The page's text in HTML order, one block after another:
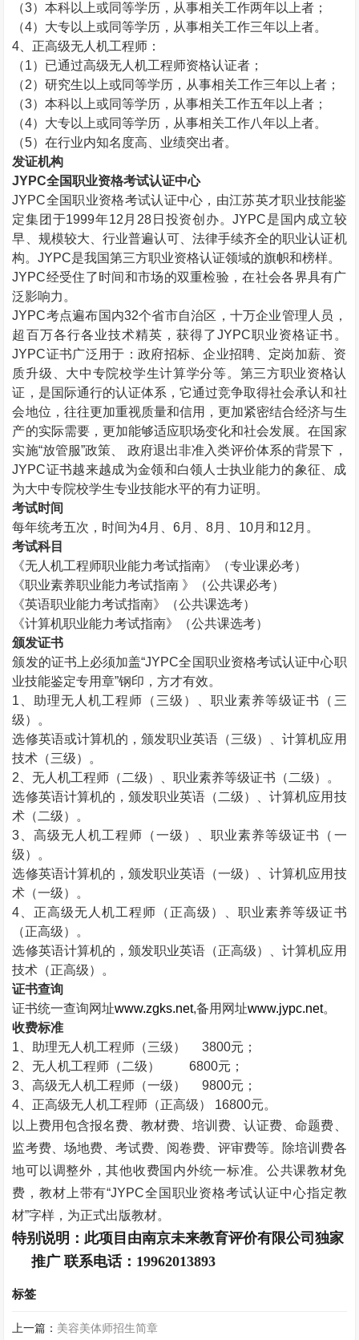
（3）本科以上或同等学历，从事相关工作两年以上者；
（4）大专以上或同等学历，从事相关工作三年以上者。
4 、正高级无人机工程师：
（1）已通过高级无人机工程师资格认证者；
（2）研究生以上或同等学历，从事相关工作三年以上者；
（3）本科以上或同等学历，从事相关工作五年以上者；
（4）大专以上或同等学历，从事相关工作八年以上者。
（5）在行业内知名度高、业绩突出者。
发证机构
JYPC全国职业资格考试认证中心
JYPC全国职业资格考试认证中心，由江苏英才职业技能鉴
定集团于1999年12 月 28 日投资创办。JYPC是国内成立较
早、规模较大、行业普遍认可、法律手续齐全的职业认证机
构。JYPC是我国第三方职业资格认证领域的旗帜和榜样。
JYPC经受住了时间和市场的双重检验，在社会各界具有广
泛影响力。
JYPC考点遍布国内32个省市自治区，十万企业管理人员，
超百万各行各业技术精英，获得了JYPC职业资格证书。
JYPC证书广泛用于：政府招标、企业招聘、定岗加薪、资
质升级、大中专院校学生计算学分等。第三方职业资格认
证，是国际通行的认证体系，它通过竞争取得社会承认和社
会地位，往往更加重视质量和信用，更加紧密结合经济与生
产的实际需要，更加能够适应职场变化和社会发展。在国家
实施“放管服”政策、 政府退出非准入类评价体系的背景下，
JYPC证书越来越成为金领和白领人士执业能力的象征、成
为大中专院校学生专业技能水平的有力证明。
考试时间
每年统考五次，时间为4月、6月、8月、 10月和12 月。
考试科目
《无人机工程师职业能力考试指南》（专业课必考）
《职业素养职业能力考试指南 》（公共课必考）
《英语职业能力考试指南》（公共课选考）
《计算机职业能力考试指南》（公共课选考）
颁发证书
颁发的证书上必须加盖“JYPC全国职业资格考试认证中心职
业技能鉴定专用章”钢印，方才有效。
1 、助理无人机工程师（三级）、职业素养等级证书（三
级）。
选修英语或计算机的，颁发职业英语（三级）、计算机应用
技术（三级）。
2 、无人机工程师（二级）、职业素养等级证书（二级）。
选修英语计算机的，颁发职业英语（二级）、计算机应用技
术（二级）。
3 、高级无人机工程师（一级）、职业素养等级证书（一
级）。
选修英语计算机的，颁发职业英语（一级）、计算机应用技
术（一级）。
4 、正高级无人机工程师（正高级）、职业素养等级证书
（正高级）。
选修英语计算机的，颁发职业英语（正高级）、计算机应用
技术（正高级）。
证书查询
证书统一查询网址www.zgks.net,备用网址www.jypc.net。
收费标准
1 、助理无人机工程师（三级） 3800元；
2 、无人机工程师（二级） 6800元；
3 、高级无人机工程师（一级） 9800元；
4 、正高级无人机工程师（正高级） 16800元。
以上费用包含报名费、教材费、培训费、认证费、命题费、
监考费、场地费、考试费、阅卷费、评审费等。除培训费各
地可以调整外，其他收费国内外统一标准。公共课教材免
费，教材上带有“JYPC全国职业资格考试认证中心指定教
材”字样，为正式出版教材。
特别说明：此项目由南京未来教育评价有限公司独家
推广 联系电话： 19962013893
标签
上一篇： 美容美体师招生简章